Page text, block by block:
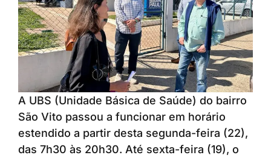
A UBS (Unidade Básica de Saúde) do bairro
São Vito passou a funcionar em horário
estendido a partir desta segunda-feira (22),
das 7h30 às 20h30. Até sexta-feira (19), o